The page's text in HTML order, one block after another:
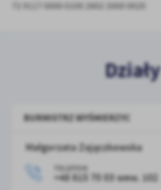
72 9117 0000 0100 2802 2000 0020
Działy
BURMISTRZ WYŚMIERZYC
Małgorzata Zajączkowska
TELEFON
+48 615 70 03wew. 102